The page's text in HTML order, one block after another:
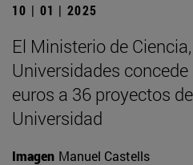
10 | 01 | 2025
El Ministerio de
Universidades
euros a 36 proyectos
Universidad
Imagen Manuel Castells